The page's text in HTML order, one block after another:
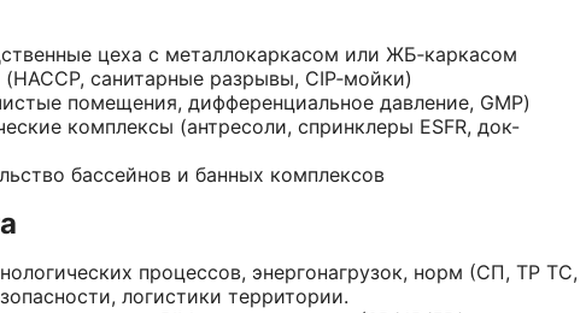
цеха с металлокаркасом или ЖБ‑каркасом
санитарные разрывы, CIP‑мойки)
помещения, дифференциальное давление, GMP)
комплексы (антресоли, спринклеры ESFR, док-
бассейнов и банных комплексов
процессов, энергонагрузок, норм (СП, ТР ТС,
логистики территории.